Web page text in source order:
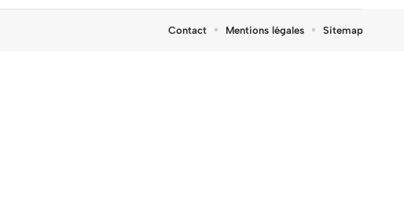
Contact Mentions légales Sitemap